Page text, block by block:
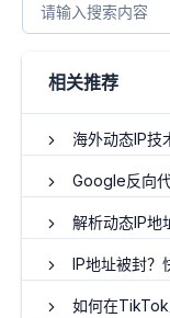
相关推荐
海外动态IP技
Google反向
解析动态IP地
IP地址被封？
如何在TikTok